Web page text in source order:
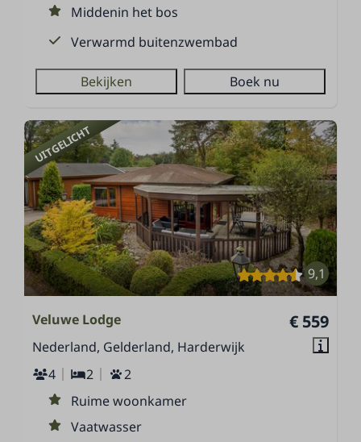
Middenin het bos
Verwarmd buitenzwembad
Bekijken Boek nu
UITGELICHT
9,1
€ 559
Veluwe Lodge
Nederland, Gelderland, Harderwijk
4
2
2
Ruime woonkamer
Vaatwasser